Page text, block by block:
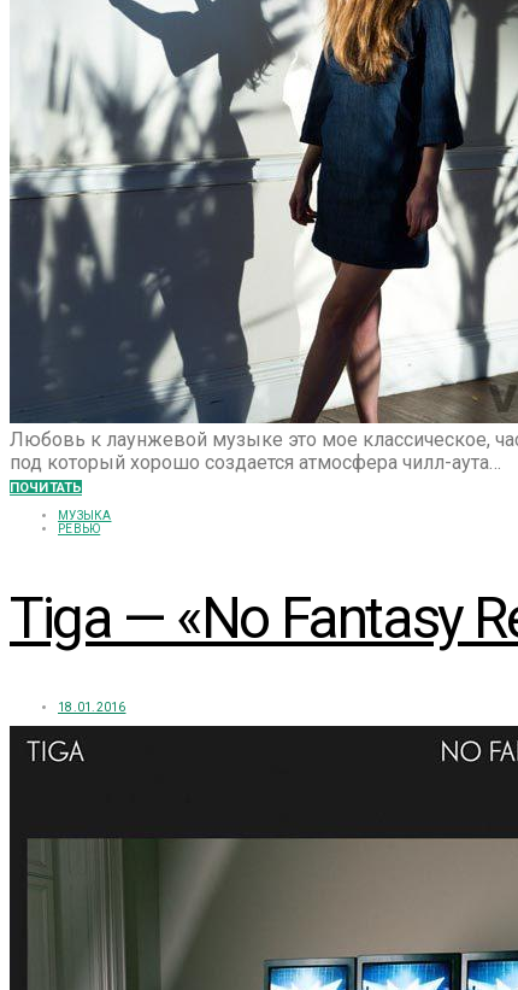
Любовь к лаунжевой музыке это мое классическое,
под который хорошо создается атмосфера чилл-аута…
ПОЧИТАТЬ
МУЗЫКА
РЕВЬЮ
Tiga — «No Fantasy
18.01.2016